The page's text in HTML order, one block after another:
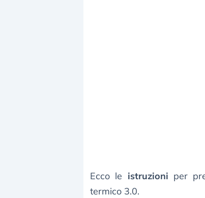
Ecco le istruzioni per
termico 3.0.